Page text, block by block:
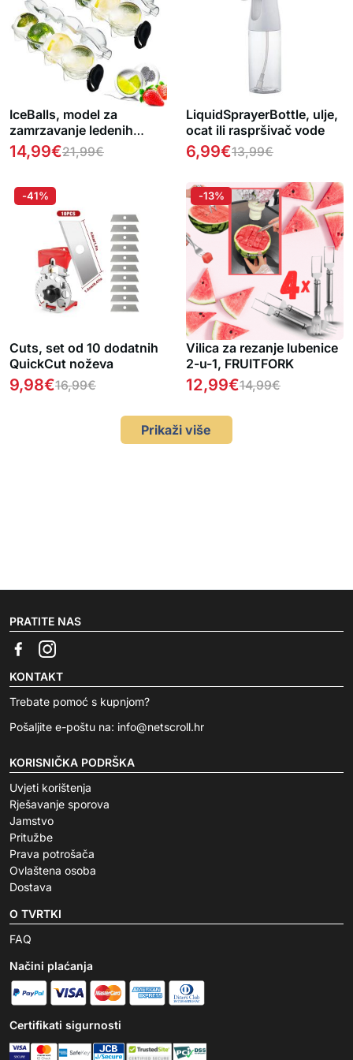
IceBalls, model za
zamrzavanje ledenih
kuglica, 1 + 1 BESPLATNO
14,99€21,99€
LiquidSprayerBottle, ulje,
ocat ili raspršivač vode
6,99€13,99€
Cuts, set od 10 dodatnih
QuickCut noževa
9,98€16,99€
-41%
Vilica za rezanje lubenice
2-u-1, FRUITFORK
12,99€14,99€
-13%
Prikaži više
PRATITE NAS
KONTAKT
Trebate pomoć s kupnjom?
Pošaljite e-poštu na: info@netscroll.hr
KORISNIČKA PODRŠKA
Uvjeti korištenja
Rješavanje sporova
Jamstvo
Pritužbe
Prava potrošača
Ovlaštena osoba
Dostava
O TVRTKI
FAQ
Načini plaćanja
Certifikati sigurnosti